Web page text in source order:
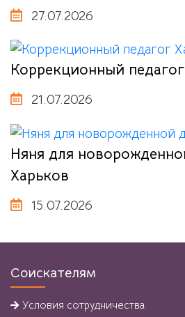
27.07.2026
Коррекционный
21.07.2026
Няня для
Харьков
15.07.2026
Соискателям
Условия сотрудничества